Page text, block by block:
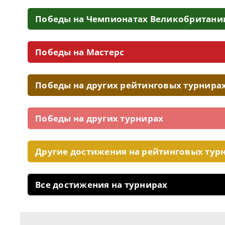
Победы на Чемпионатах
Победы на Мастерс
Победы на других рейтинговых
Победы на других турнирах
Другие достижения на рейтинговых
Все достижения на турнирах